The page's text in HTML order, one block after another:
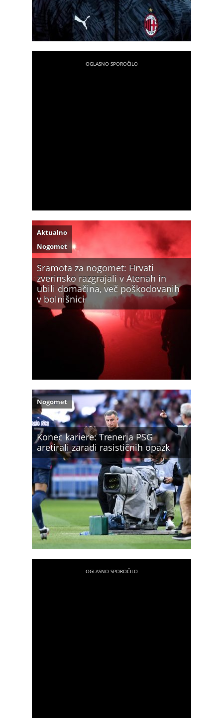
Sramota za nogomet: Hrvati
zverinsko razgrajali v Atenah in
ubili domačina, več poškodovanih
v bolnišnici
Aktualno
Nogomet
Konec kariere: Trenerja PSG
aretirali zaradi rasističnih opazk
Nogomet